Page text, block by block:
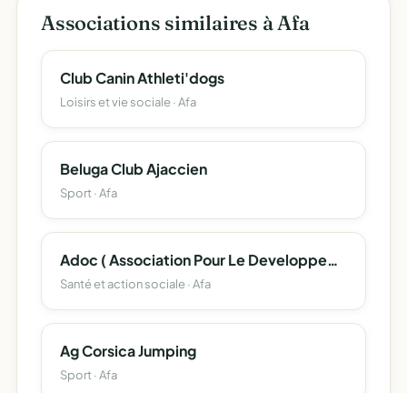
Associations similaires à Afa
Club Canin Athleti'dogs
Loisirs et vie sociale · Afa
Beluga Club Ajaccien
Sport · Afa
Adoc ( Association Pour Le Developpement De L'oncologie En Corse )
Santé et action sociale · Afa
Ag Corsica Jumping
Sport · Afa